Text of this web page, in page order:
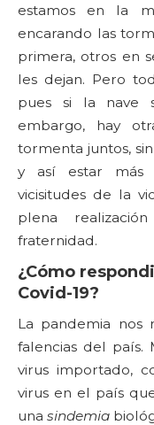
estamos en la
encarando las
primera, otros en
les dejan. Pero
pues si la nave
embargo, hay
tormenta juntos,
y así estar más
vicisitudes de la
plena
fraternidad.
¿Cómo
Covid-19?
La pandemia nos
falencias del país.
virus importado,
virus en el país
una sindemia